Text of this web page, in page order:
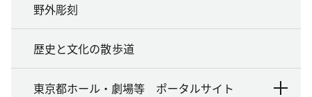
野外彫刻
歴史と文化の散歩道
東京都ホール・劇場等 ポータルサイト